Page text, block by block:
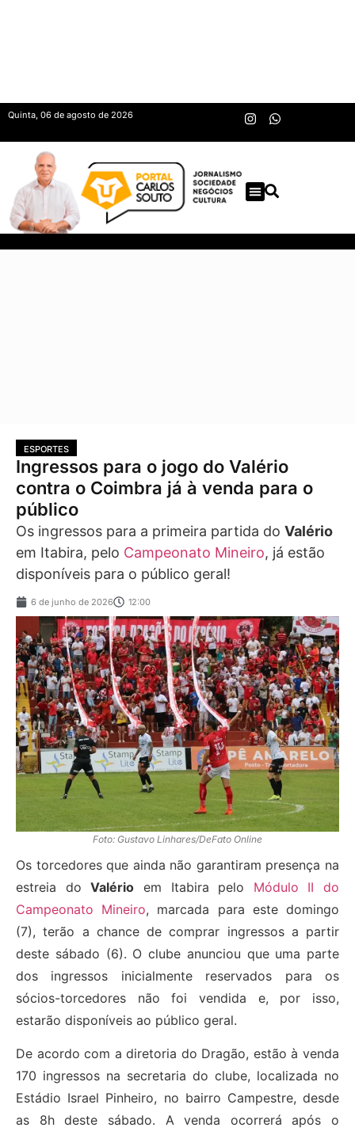
Quinta, 06 de agosto de 2026
ESPORTES
Ingressos para o jogo do Valério
contra o Coimbra já à venda para o
público
Os ingressos para a primeira partida do Valério
em Itabira, pelo Campeonato Mineiro, já estão
disponíveis para o público geral!
6 de junho de 2026 12:00
Foto: Gustavo Linhares/DeFato Online
Os torcedores que ainda não garantiram presença na
estreia doValério em Itabira pelo Módulo II do
Campeonato Mineiro, marcada para este domingo
(7), terão a chance de comprar ingressos a partir
deste sábado (6). O clube anunciou que uma parte
dos ingressos inicialmente reservados para os
sócios-torcedores não foi vendida e, por isso,
estarão disponíveis ao público geral.
De acordo com a diretoria do Dragão, estão à venda
170 ingressos na secretaria do clube, localizada no
Estádio Israel Pinheiro, no bairro Campestre, desde
as 8h deste sábado. A venda ocorrerá após o